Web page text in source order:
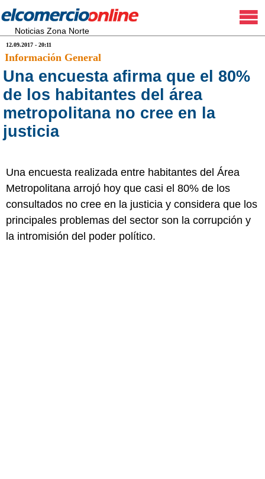
Noticias Zona Norte
12.09.2017 - 20:11
Información General
Una encuesta afirma que el 80%
de los habitantes del área
metropolitana no cree en la
justicia
Una encuesta realizada entre habitantes del Área
Metropolitana arrojó hoy que casi el 80% de los
consultados no cree en la justicia y considera que los
principales problemas del sector son la corrupción y
la intromisión del poder político.